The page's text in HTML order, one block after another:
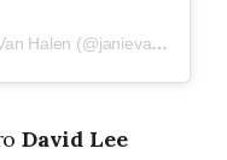
(@janievanhalen)
David Lee